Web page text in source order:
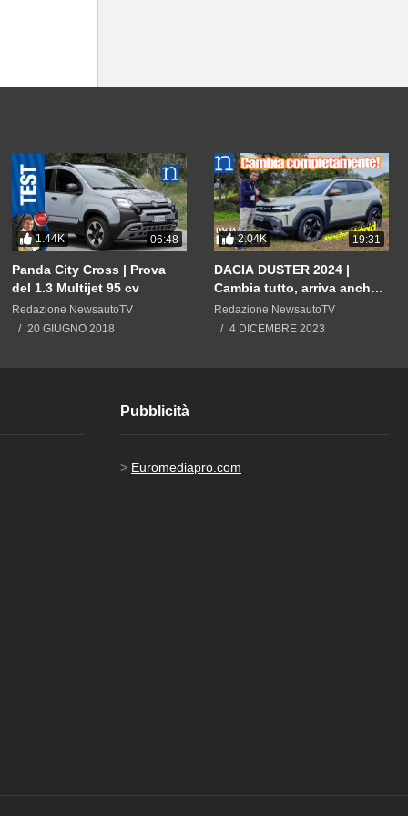
1.44K 06:48
Panda City Cross | Prova
del 1.3 Multijet 95 cv
Redazione NewsautoTV
20 GIUGNO 2018
2.04K 19:31
DACIA DUSTER 2024 |
Cambia tutto, arriva anche
ibrida. E il prezzo?
Redazione NewsautoTV
4 DICEMBRE 2023
Pubblicità
> Euromediapro.com